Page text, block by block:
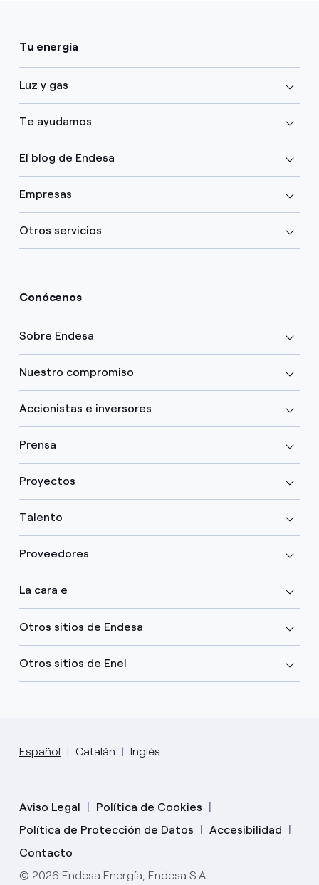
Tu energía
Luz y gas
Te ayudamos
El blog de Endesa
Empresas
Otros servicios
Conócenos
Sobre Endesa
Nuestro compromiso
Accionistas e inversores
Prensa
Proyectos
Talento
Proveedores
La cara e
Otros sitios de Endesa
Otros sitios de Enel
Español Catalán Inglés
Aviso Legal
Política de Cookies
Política de Protección de Datos
Accesibilidad
Contacto
© 2026 Endesa Energía, Endesa S.A.